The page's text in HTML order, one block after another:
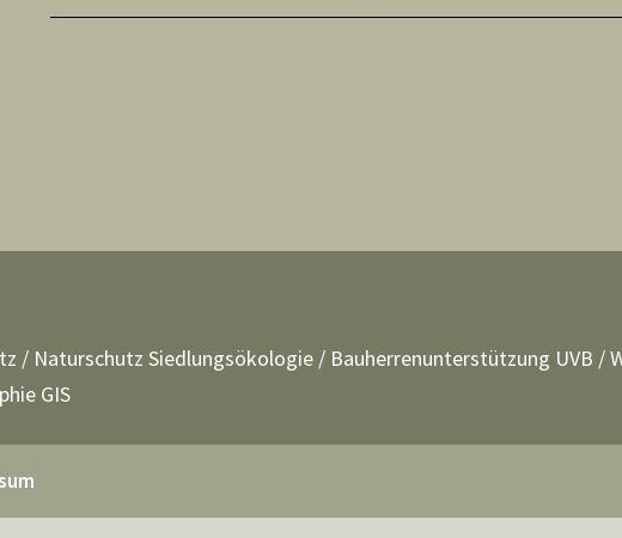
/ Naturschutz Siedlungsökologie / Bauherrenunterstützung UVB /
GIS